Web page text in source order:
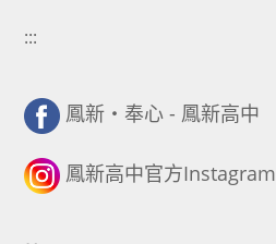
:::
鳳新・奉心 - 鳳新高中
鳳新高中官方Instagram